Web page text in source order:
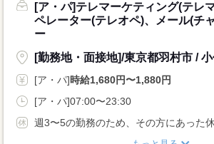
[ア・パ]テレマーケティング(テレ
ペレーター(テレオペ)、メール(チ
ー
[勤務地・面接地]/東京都羽村市 /
[ア・パ]時給1,680円〜1,880円
[ア・パ]07:00〜23:30
週3〜5の勤務のため、その方にあった